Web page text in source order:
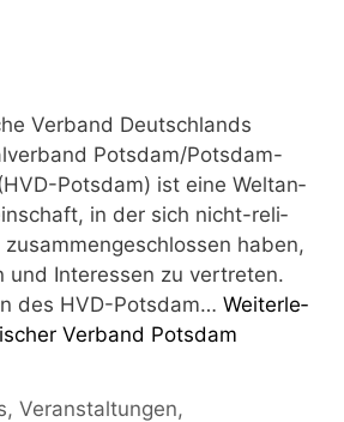
Ver­band Deutsch­lands
Pots­­dam/‌­­Pots­­dam-
Pots­­dam) ist eine Welt­an­
in der sich nicht-reli­­
haben,
und Inter­es­sen zu ver­tre­ten.
des HVD-Pots­­dam… Wei­ter­le­
Ver­band Potsdam
,Veranstaltungen,